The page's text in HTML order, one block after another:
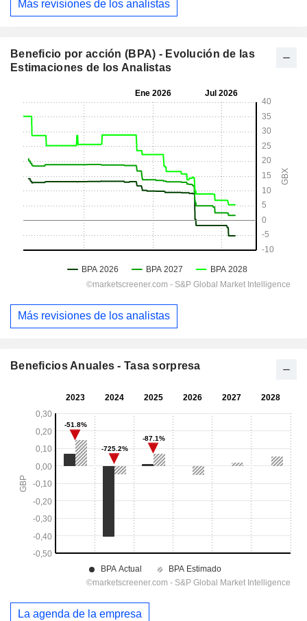
Más revisiones de los analistas
Beneficio por acción (BPA) - Evolución de las
Estimaciones de los Analistas
Más revisiones de los analistas
Beneficios Anuales - Tasa sorpresa
La agenda de la empresa